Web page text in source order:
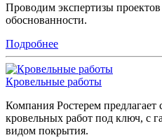
Проводим экспертизы проектов
обоснованности.
Подробнее
Кровельные работы
Компания Ростерем
кровельных работ под ключ, с
видом покрытия.